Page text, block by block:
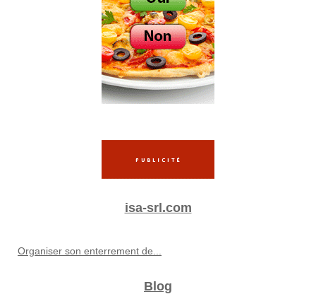
isa-srl.com
Organiser son enterrement de...
Blog